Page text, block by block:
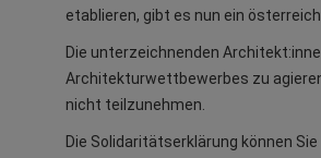
etablieren, gibt es nun ein
Die unterzeichnenden
Architekturwettbewerbes zu
nicht teilzunehmen.
Die Solidaritätserklärung können Sie